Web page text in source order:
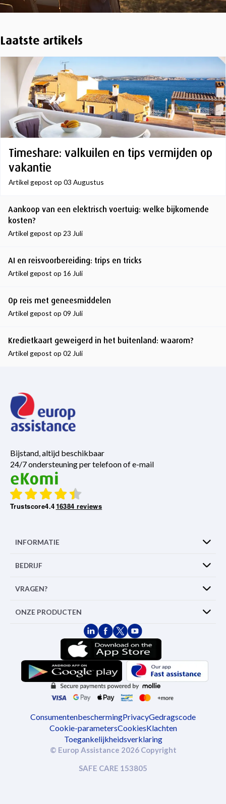
Laatste artikels
Timeshare: valkuilen en tips vermijden op
vakantie
Artikel gepost op 03 Augustus
Aankoop van een elektrisch voertuig: welke bijkomende
kosten?
Artikel gepost op 23 Juli
AI en reisvoorbereiding: trips en tricks
Artikel gepost op 16 Juli
Op reis met geneesmiddelen
Artikel gepost op 09 Juli
Kredietkaart geweigerd in het buitenland: waarom?
Artikel gepost op 02 Juli
Bijstand, altijd beschikbaar
24/7 ondersteuning per telefoon of e-mail
Trustscore4.416384 reviews
INFORMATIE
BEDRIJF
VRAGEN?
ONZE PRODUCTEN
ConsumentenbeschermingPrivacyGedragscode
Cookie-parametersCookiesKlachten
Toegankelijkheidsverklaring
© Europ Assistance 2026 Copyright
SAFE CARE 153805